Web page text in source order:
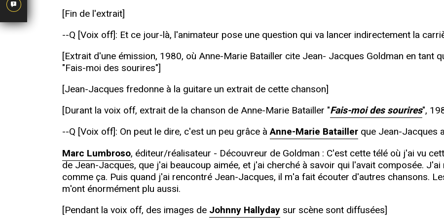
[Fin de l'extrait]
--Q [Voix off]: Et ce jour-là, l'animateur pose une question qui va lancer indirectement la
[Extrait d'une émission, 1980, où Anne-Marie Batailler cite Jean- Jacques Goldman en tant
"Fais-moi des sourires"]
[Jean-Jacques fredonne à la guitare un extrait de cette chanson]
[Durant la voix off, extrait de la chanson de Anne-Marie Batailler "Fais-moi des sourires",
--Q [Voix off]: On peut le dire, c'est un peu grâce àAnne-Marie Bataillerque Jean-Jacques
Marc Lumbroso, éditeur/réalisateur - Découvreur de Goldman : C'est cette télé où j'ai vu
de Jean-Jacques, que j'ai beaucoup aimée, et j'ai cherché à savoir qui l'avait composée.
comme ça. Puis quand j'ai rencontré Jean-Jacques, il m'a fait écouter d'autres chansons.
m'ont énormément plu aussi.
[Pendant la voix off, des images de Johnny Hallydaysur scène sont diffusées]